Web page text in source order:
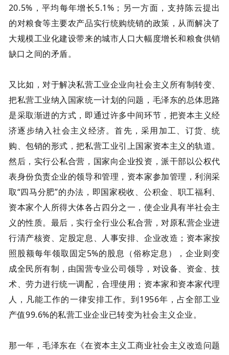
20.5%，平均每年增长5.1%；另一方面，支持陈云提出
的对粮食等主要农产品实行统购统销的政策，从而解决了
大规模工业化建设带来的城市人口大幅度增长和粮食供销
缺口之间的矛盾。
又比如，对于解决私营工业企业向社会主义所有制转变、
把私营工业纳入国家统一计划的问题，毛泽东的总体思路
是采取渐进的方式，即通过许多中间环节，把资本主义经
济逐步纳入社会主义经济。首先，采用加工、订货、统
购、包销的形式，把私营工业引上国家资本主义的轨道。
然后，实行公私合营，国家向企业投资，派干部以公权代
表身份负责企业的领导和管理，资本家参加管理，利润采
取“四马分肥”的办法，即国家税收、公积金、职工福利、
资本家个人所得大体各占四分之一，使企业具有半社会主
义的性质。最后，实行全行业公私合营，对原私营企业进
行清产核资、定股定息、人事安排、企业改造；资本家按
照股额每年领取固定5%的股息（俗称定息），企业则变
成全民所有制，由国营专业公司领导，对设备、资金、技
术、劳力进行统一调配，合理使用；资本家和资本家代理
人，凡能工作的一律安排工作。到1956年，占全部工业
产值99.6%的私营工业企业已转变为社会主义企业。
那一年，毛泽东在《在资本主义工商业社会主义改造问题